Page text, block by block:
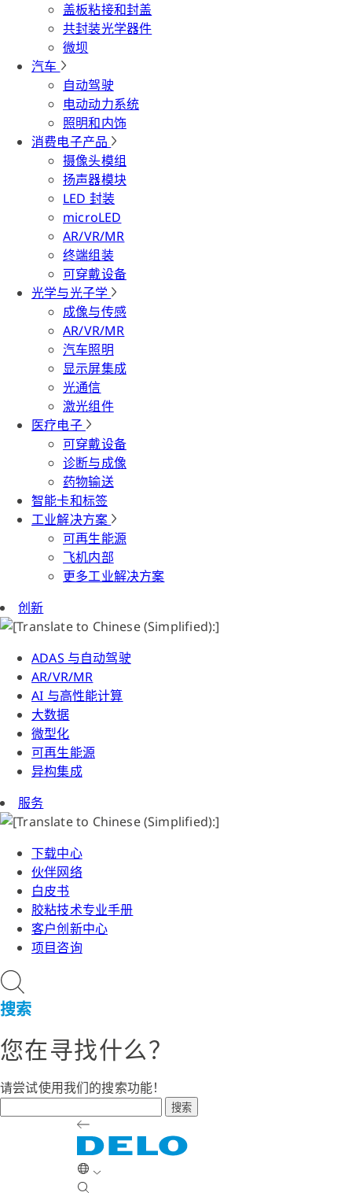
盖板粘接和封盖
共封装光学器件
微坝
汽车
自动驾驶
电动动力系统
照明和内饰
消费电子产品
摄像头模组
扬声器模块
LED 封装
microLED
AR/VR/MR
终端组装
可穿戴设备
光学与光子学
成像与传感
AR/VR/MR
汽车照明
显示屏集成
光通信
激光组件
医疗电子
可穿戴设备
诊断与成像
药物输送
智能卡和标签
工业解决方案
可再生能源
飞机内部
更多工业解决方案
创新
ADAS 与自动驾驶
AR/VR/MR
AI 与高性能计算
大数据
微型化
可再生能源
异构集成
服务
下载中心
伙伴网络
白皮书
胶粘技术专业手册
客户创新中心
项目咨询
搜索
您在寻找什么？
请尝试使用我们的搜索功能！
搜索